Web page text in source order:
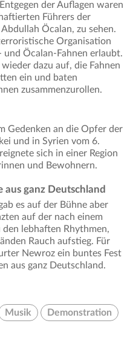
der Auflagen waren
Führers der
Öcalan, zu sehen.
Organisation
Öcalan-Fahnen erlaubt.
dazu auf, die Fahnen
ein und baten
zusammenzurollen.
Gedenken an die Opfer der
und in Syrien vom 6.
sich in einer Region
und Bewohnern.
aus ganz Deutschland
es auf der Bühne aber
auf der nach einem
den lebhaften Rhythmen,
Rauch aufstieg. Für
Newroz ein buntes Fest
aus ganz Deutschland.
Musik Demonstration